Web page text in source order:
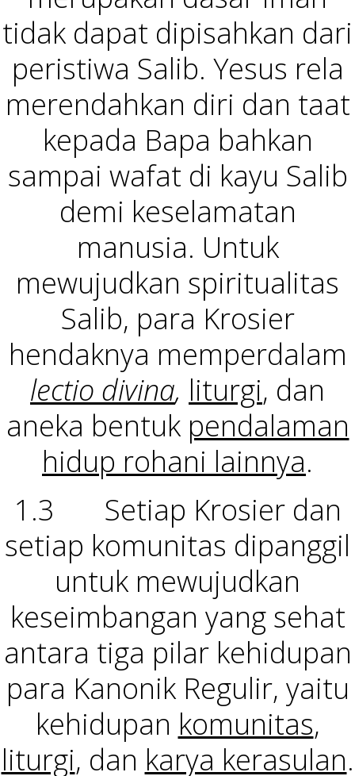
tidak dapat dipisahkan dari
peristiwa Salib. Yesus rela
merendahkan diri dan taat
kepada Bapa bahkan
sampai wafat di kayu Salib
demi keselamatan
manusia. Untuk
mewujudkan spiritualitas
Salib, para Krosier
hendaknya memperdalam
lectio divina, liturgi, dan
aneka bentuk pendalaman
hidup rohani lainnya.
1.3 Setiap Krosier dan
setiap komunitas dipanggil
untuk mewujudkan
keseimbangan yang sehat
antara tiga pilar kehidupan
para Kanonik Regulir, yaitu
kehidupan komunitas,
liturgi, dan karya kerasulan.